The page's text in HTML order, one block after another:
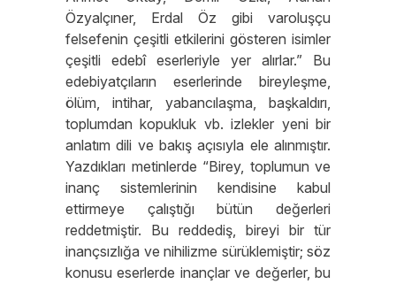
Özyalçıner, Erdal Öz gibi varoluşçu
felsefenin çeşitli etkilerini gösteren isimler
çeşitli edebî eserleriyle yer alırlar.” Bu
edebiyatçıların eserlerinde bireyleşme,
ölüm, intihar, yabancılaşma, başkaldırı,
toplumdan kopukluk vb. izlekler yeni bir
anlatım dili ve bakış açısıyla ele alınmıştır.
Yazdıkları metinlerde “Birey, toplumun ve
inanç sistemlerinin kendisine kabul
ettirmeye çalıştığı bütün değerleri
reddetmiştir. Bu reddediş, bireyi bir tür
inançsızlığa ve nihilizme sürüklemiştir; söz
konusu eserlerde inançlar ve değerler, bu